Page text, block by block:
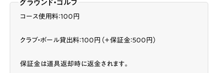
グラウンド・ゴルフ
コース使用料：100円
クラブ・ボール貸出料：100円（＋保証金：500円）
保証金は道具返却時に返金されます。